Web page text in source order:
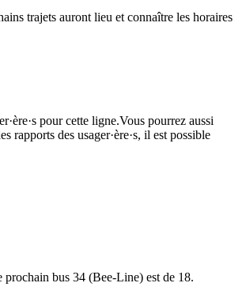
trajets auront lieu et connaître les horaires
pour cette ligne.Vous pourrez aussi
rapports des usager·ère·s, il est possible
bus 34 (Bee-Line) est de 18.